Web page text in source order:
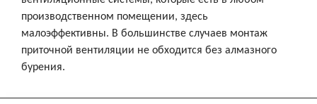
производственном помещении, здесь
малоэффективны. В большинстве случаев монтаж
приточной вентиляции не обходится без алмазного
бурения.